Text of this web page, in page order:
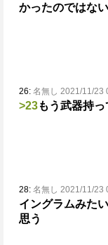
かったのではな
26: 名無し 2021/11/23
>23もう武器持
28: 名無し 2021/11/23
イングラムみた
思う